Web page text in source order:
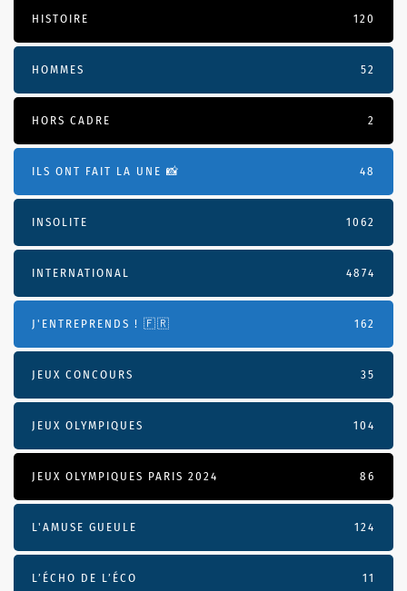
HISTOIRE 120
HOMMES 52
HORS CADRE 2
ILS ONT FAIT LA UNE 📸 48
INSOLITE 1062
INTERNATIONAL 4874
J'ENTREPRENDS ! 🇫🇷 162
JEUX CONCOURS 35
JEUX OLYMPIQUES 104
JEUX OLYMPIQUES PARIS 2024 86
L'AMUSE GUEULE 124
L’ÉCHO DE L’ÉCO 11